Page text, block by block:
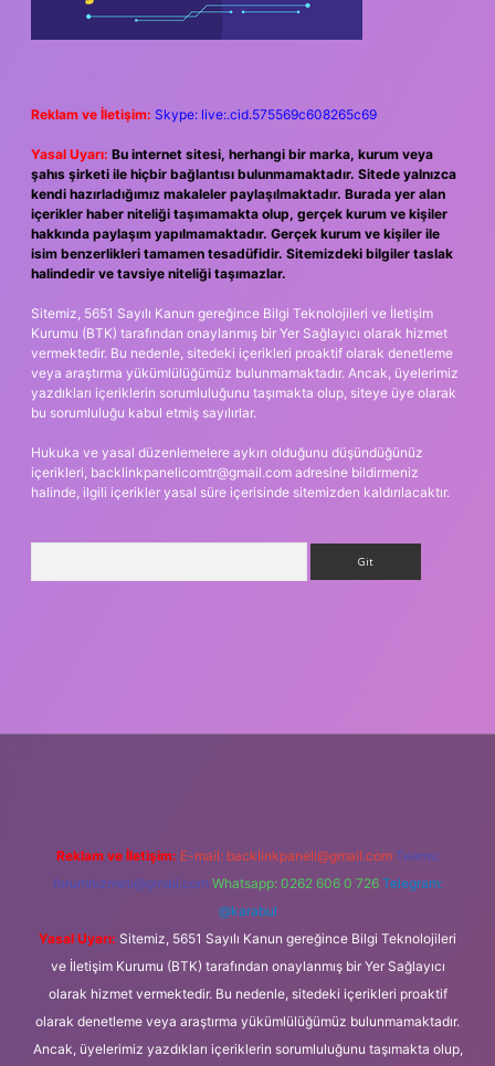
Reklam ve İletişim: Skype: live:.cid.575569c608265c69
Yasal Uyarı: Bu internet sitesi, herhangi bir marka, kurum veya
şahıs şirketi ile hiçbir bağlantısı bulunmamaktadır. Sitede yalnızca
kendi hazırladığımız makaleler paylaşılmaktadır. Burada yer alan
içerikler haber niteliği taşımamakta olup, gerçek kurum ve kişiler
hakkında paylaşım yapılmamaktadır. Gerçek kurum ve kişiler ile
isim benzerlikleri tamamen tesadüfidir. Sitemizdeki bilgiler taslak
halindedir ve tavsiye niteliği taşımazlar.
Sitemiz, 5651 Sayılı Kanun gereğince Bilgi Teknolojileri ve İletişim
Kurumu (BTK) tarafından onaylanmış bir Yer Sağlayıcı olarak hizmet
vermektedir. Bu nedenle, sitedeki içerikleri proaktif olarak denetleme
veya araştırma yükümlülüğümüz bulunmamaktadır. Ancak, üyelerimiz
yazdıkları içeriklerin sorumluluğunu taşımakta olup, siteye üye olarak
bu sorumluluğu kabul etmiş sayılırlar.
Hukuka ve yasal düzenlemelere aykırı olduğunu düşündüğünüz
içerikleri, backlinkpanelicomtr@gmail.com adresine bildirmeniz
halinde, ilgili içerikler yasal süre içerisinde sitemizden kaldırılacaktır.
Reklam ve İletişim: E-mail: backlinkpaneli@gmail.com Teams:
forumhizmeti@gmail.com Whatsapp: 0262 606 0 726 Telegram:
@karabul
Yasal Uyarı: Sitemiz, 5651 Sayılı Kanun gereğince Bilgi Teknolojileri
ve İletişim Kurumu (BTK) tarafından onaylanmış bir Yer Sağlayıcı
olarak hizmet vermektedir. Bu nedenle, sitedeki içerikleri proaktif
olarak denetleme veya araştırma yükümlülüğümüz bulunmamaktadır.
Ancak, üyelerimiz yazdıkları içeriklerin sorumluluğunu taşımakta olup,